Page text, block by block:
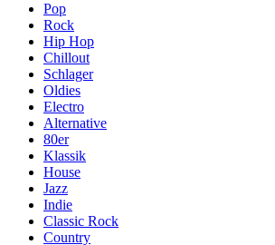
Pop
Rock
Hip Hop
Chillout
Schlager
Oldies
Electro
Alternative
80er
Klassik
House
Jazz
Indie
Classic Rock
Country